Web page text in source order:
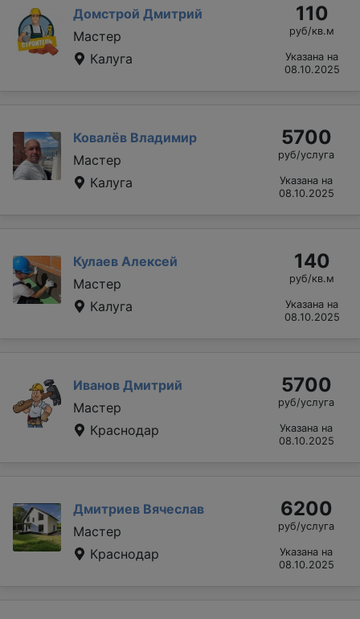
Домстрой Дмитрий
Мастер
Калуга
110
руб/кв.м
Указана на
08.10.2025
Ковалёв Владимир
Мастер
Калуга
5700
руб/услуга
Указана на
08.10.2025
Кулаев Алексей
Мастер
Калуга
140
руб/кв.м
Указана на
08.10.2025
Иванов Дмитрий
Мастер
Краснодар
5700
руб/услуга
Указана на
08.10.2025
Дмитриев Вячеслав
Мастер
Краснодар
6200
руб/услуга
Указана на
08.10.2025